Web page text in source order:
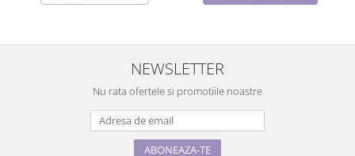
NEWSLETTER
Nu rata ofertele si promotiile noastre